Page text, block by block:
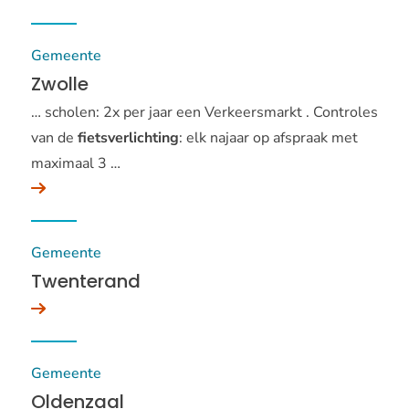
Gemeente
Zwolle
… scholen: 2x per jaar een Verkeersmarkt . Controles
van de fietsverlichting: elk najaar op afspraak met
maximaal 3 …
Gemeente
Twenterand
Gemeente
Oldenzaal